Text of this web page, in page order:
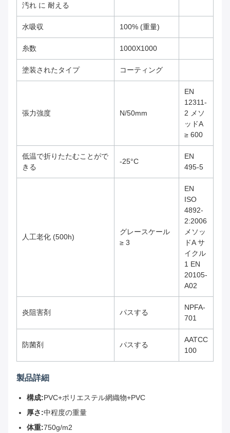
汚れ に 耐える
水吸収 100% (重量)
糸数 1000X1000
塗装されたタイプ コーティング
張力強度 N/50mm
EN
12311-
2 メソ
ッドA
≥ 600
低温で折りたたむことがで
きる
-25°C
EN
495-5
人工老化 (500h)
グレースケール
≥ 3
EN
ISO
4892-
2:2006
メソッ
ドA サ
イクル
1 EN
20105-
A02
炎阻害剤 パスする
NPFA-
701
防菌剤 パスする
AATCC
100
製品詳細
構成:PVC+ポリエステル網織物+PVC
厚さ:中程度の重量
体重:750g/m2